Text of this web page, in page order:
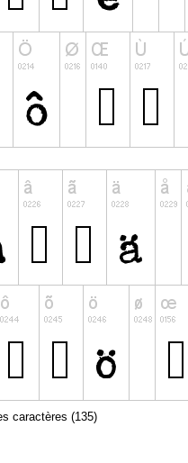
caractères (135)